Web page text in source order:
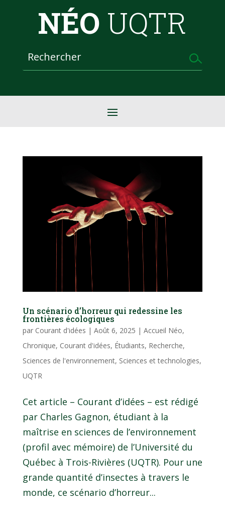
NÉO UQTR
Un scénario d’horreur qui redessine les
frontières écologiques
par Courant d'idées | Août 6, 2025 | Accueil Néo,
Chronique, Courant d'idées, Étudiants, Recherche,
Sciences de l'environnement, Sciences et technologies,
UQTR
Cet article – Courant d’idées – est rédigé
par Charles Gagnon, étudiant à la
maîtrise en sciences de l’environnement
(profil avec mémoire) de l’Université du
Québec à Trois-Rivières (UQTR). Pour une
grande quantité d’insectes à travers le
monde, ce scénario d’horreur...